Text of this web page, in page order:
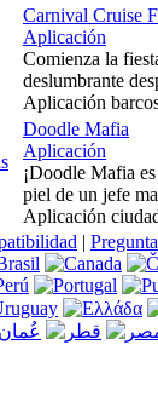
Carnival Cruise
Aplicación
Comienza la
deslumbrante
Aplicación
Doodle Mafia
Aplicación
¡Doodle Mafia
piel de un jefe
Aplicación
|